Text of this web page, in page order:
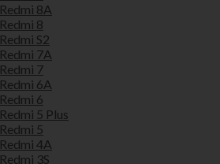
Redmi 8A
Redmi 8
Redmi S2
Redmi 7A
Redmi 7
Redmi 6A
Redmi 6
Redmi 5 Plus
Redmi 5
Redmi 4A
Redmi 3S